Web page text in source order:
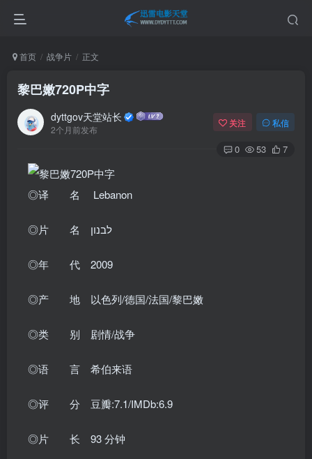
首页 战争片 正文
黎巴嫩720P中字
dyttgov天堂站长
2个月前发布
关注 私信
0 53 7
◎译 名 Lebanon
◎片 名 לבנון
◎年 代 2009
◎产 地 以色列/德国/法国/黎巴嫩
◎类 别 剧情/战争
◎语 言 希伯来语
◎评 分 豆瓣:7.1/IMDb:6.9
◎片 长 93 分钟